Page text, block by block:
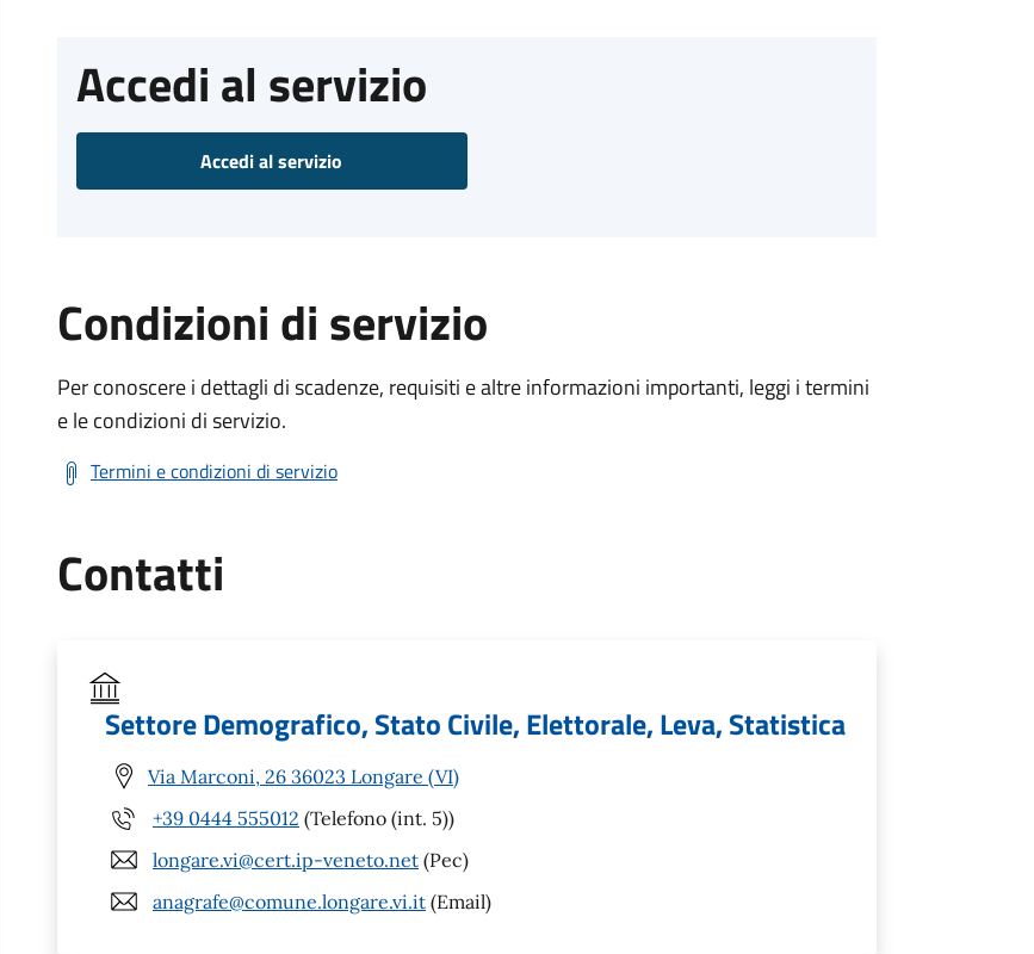
Accedi al servizio
Accedi al servizio
Condizioni di servizio
Per conoscere i dettagli di scadenze, requisiti e altre informazioni importanti, leggi i termini
e le condizioni di servizio.
Termini e condizioni di servizio
Contatti
Settore Demografico, Stato Civile, Elettorale, Leva, Statistica
Via Marconi, 26 36023 Longare (VI)
+39 0444 555012 (Telefono (int. 5))
longare.vi@cert.ip-veneto.net (Pec)
anagrafe@comune.longare.vi.it (Email)